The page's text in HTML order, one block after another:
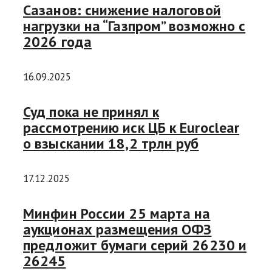
Сазанов: снижение налоговой
нагрузки на “Газпром” возможно с
2026 года
16.09.2025
Суд пока не принял к
рассмотрению иск ЦБ к Euroclear
о взыскании 18,2 трлн руб
17.12.2025
Минфин России 25 марта на
аукционах размещения ОФЗ
предложит бумаги серий 26230 и
26245